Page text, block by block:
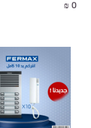
0 ₪